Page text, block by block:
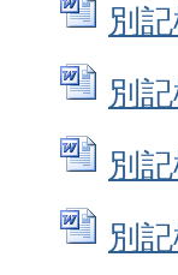
別
別
別
別